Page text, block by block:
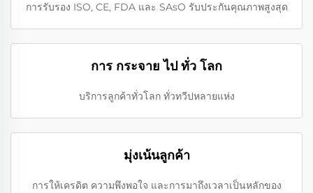
การรับรอง ISO, CE, FDA และ SAsO รับประกันคุณภาพสูงสุด
การ กระจาย ไป ทั่ว โลก
บริการลูกค้าทั่วโลก ทั่วทวีปหลายแห่ง
มุ่งเน้นลูกค้า
การให้เครดิต ความพึงพอใจ และการมาถึงเวลาเป็นหลักของ